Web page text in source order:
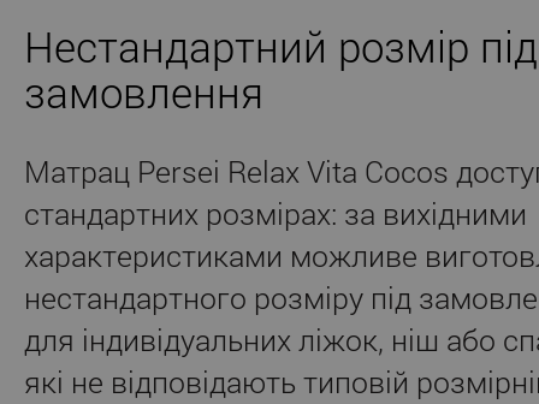
Нестандартний розмір під
замовлення
Матрац Persei Relax Vita Cocos
стандартних розмірах: за вихідними
характеристиками можливе
нестандартного розміру під
для індивідуальних ліжок, ніш або
які не відповідають типовій